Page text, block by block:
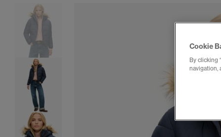
Cookie
By clicking
navigation,